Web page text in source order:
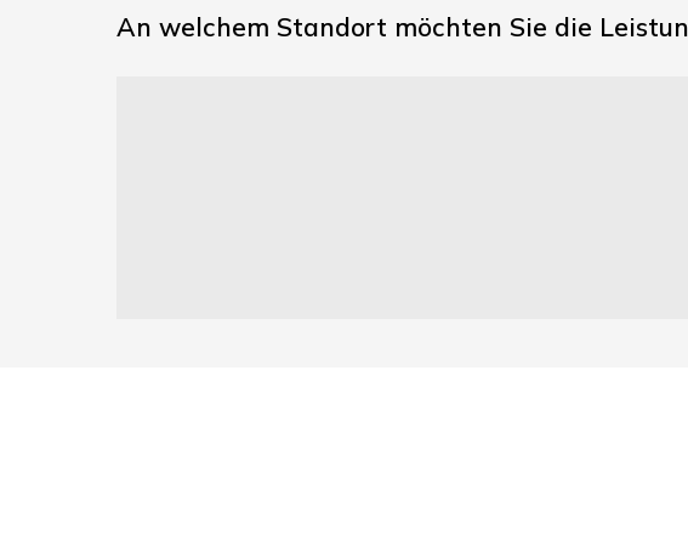
An welchem Standort möchten Sie die